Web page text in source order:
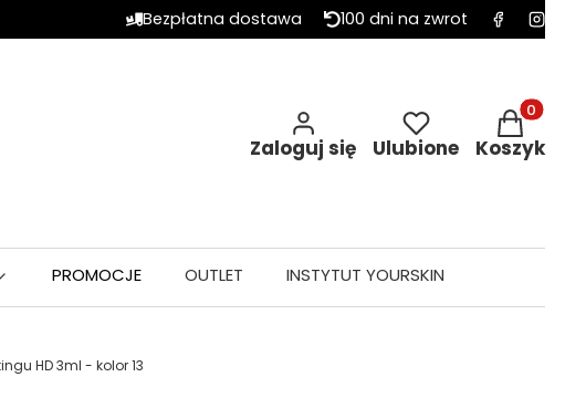
Bezpłatna dostawa 100 dni na zwrot
Zaloguj się Ulubione
Produkty
Koszyk
PROMOCJE OUTLET INSTYTUT YOURSKIN
HD 3ml - kolor 13